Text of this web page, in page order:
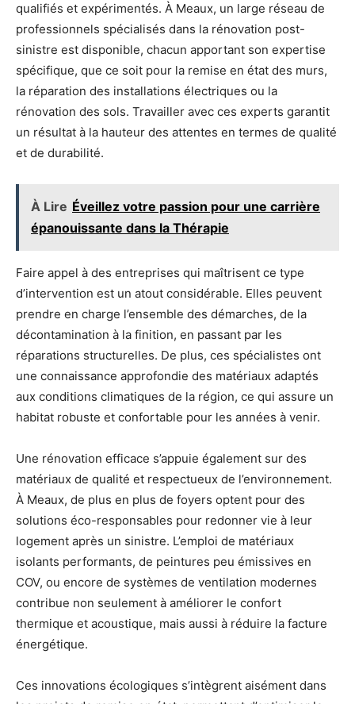
qualifiés et expérimentés. À Meaux, un large réseau de
professionnels spécialisés dans la rénovation post-
sinistre est disponible, chacun apportant son expertise
spécifique, que ce soit pour la remise en état des murs,
la réparation des installations électriques ou la
rénovation des sols. Travailler avec ces experts garantit
un résultat à la hauteur des attentes en termes de qualité
et de durabilité.
À Lire Éveillez votre passion pour une carrière
épanouissante dans la Thérapie
Faire appel à des entreprises qui maîtrisent ce type
d’intervention est un atout considérable. Elles peuvent
prendre en charge l’ensemble des démarches, de la
décontamination à la finition, en passant par les
réparations structurelles. De plus, ces spécialistes ont
une connaissance approfondie des matériaux adaptés
aux conditions climatiques de la région, ce qui assure un
habitat robuste et confortable pour les années à venir.
Une rénovation efficace s’appuie également sur des
matériaux de qualité et respectueux de l’environnement.
À Meaux, de plus en plus de foyers optent pour des
solutions éco-responsables pour redonner vie à leur
logement après un sinistre. L’emploi de matériaux
isolants performants, de peintures peu émissives en
COV, ou encore de systèmes de ventilation modernes
contribue non seulement à améliorer le confort
thermique et acoustique, mais aussi à réduire la facture
énergétique.
Ces innovations écologiques s’intègrent aisément dans